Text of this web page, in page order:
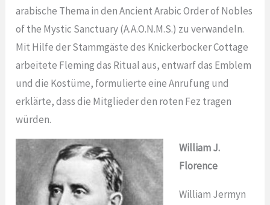
arabische Thema in den Ancient Arabic Order of Nobles
of the Mystic Sanctuary (A.A.O.N.M.S.) zu verwandeln.
Mit Hilfe der Stammgäste des Knickerbocker Cottage
arbeitete Fleming das Ritual aus, entwarf das Emblem
und die Kostüme, formulierte eine Anrufung und
erklärte, dass die Mitglieder den roten Fez tragen
würden.
William J.
Florence
William Jermyn